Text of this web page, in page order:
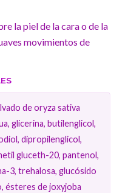
la piel de la cara o de la
movimientos de
de oryza sativa
glicerina, butilenglicol,
dipropilenglicol,
gluceth-20, pantenol,
3, trehalosa, glucósido
ésteres de joxyjoba